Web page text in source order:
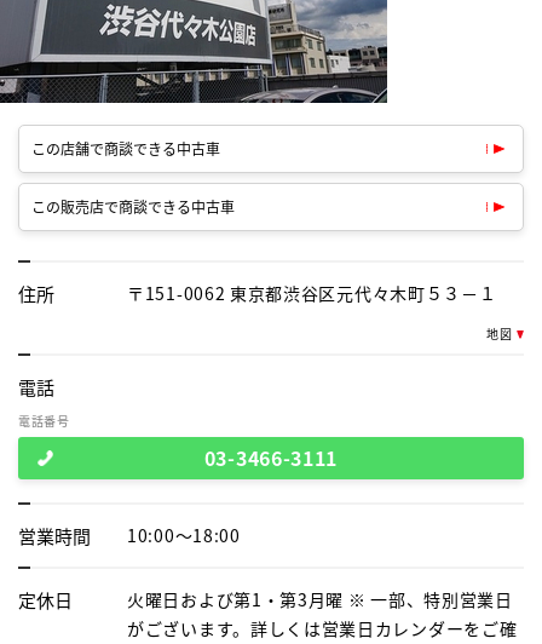
この店舗で商談できる中古車
この販売店で商談できる中古車
住所 〒151-0062 東京都渋谷区元代々木町５３－１
地図
電話
電話番号
03-3466-3111
営業時間 10:00～18:00
定休日
火曜日および第1・第3月曜 ※ 一部、特別営業日
がございます。詳しくは営業日カレンダーをご確